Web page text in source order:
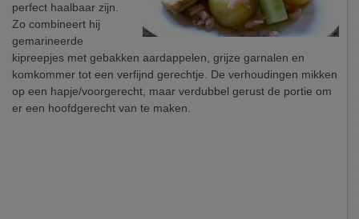
perfect haalbaar zijn.
Zo combineert hij
gemarineerde
kipreepjes met gebakken aardappelen, grijze garnalen en
komkommer tot een verfijnd gerechtje. De verhoudingen mikken
op een hapje/voorgerecht, maar verdubbel gerust de portie om
er een hoofdgerecht van te maken.